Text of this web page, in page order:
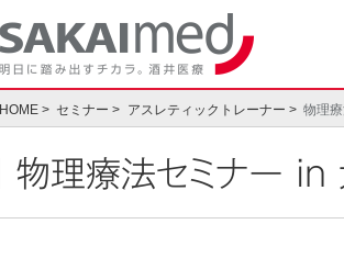
HOME セミナー アスレティックトレーナー 物理
物理療法セミナー in